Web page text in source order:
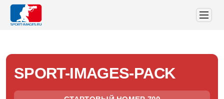
SPORT-IMAGES-PACK